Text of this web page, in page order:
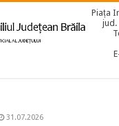
Piața
jud.
31.07.2026